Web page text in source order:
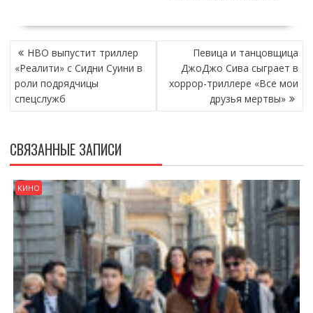
НАВИГАЦИЯ
ПО
ЗАПИСЯМ
HBO выпустит триллер
«Реалити» с Сидни Суини в
роли подрядчицы
спецслужб
Певица и танцовщица
ДжоДжо Сива сыграет в
хоррор-триллере «Все мои
друзья мертвы»
СВЯЗАННЫЕ ЗАПИСИ
КИНО